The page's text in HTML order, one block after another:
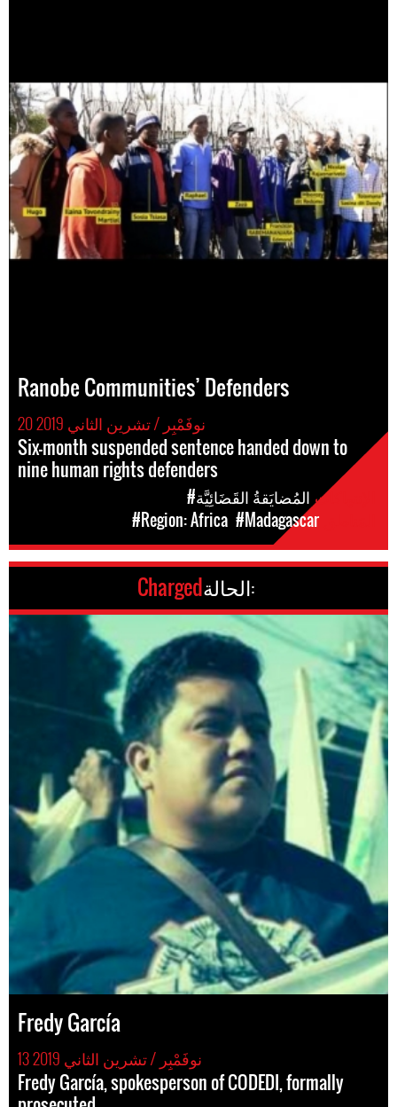
Ranobe Communities’ Defenders
20 نوفَمْبِر / تشرين الثاني 2019
Six-month suspended sentence handed down to
nine human rights defenders
#المُضايَقةُ القَضَائِيَّة
#Region: Africa #Madagascar
الحالة: Charged
Fredy García
13 نوفَمْبِر / تشرين الثاني 2019
Fredy García, spokesperson of CODEDI, formally